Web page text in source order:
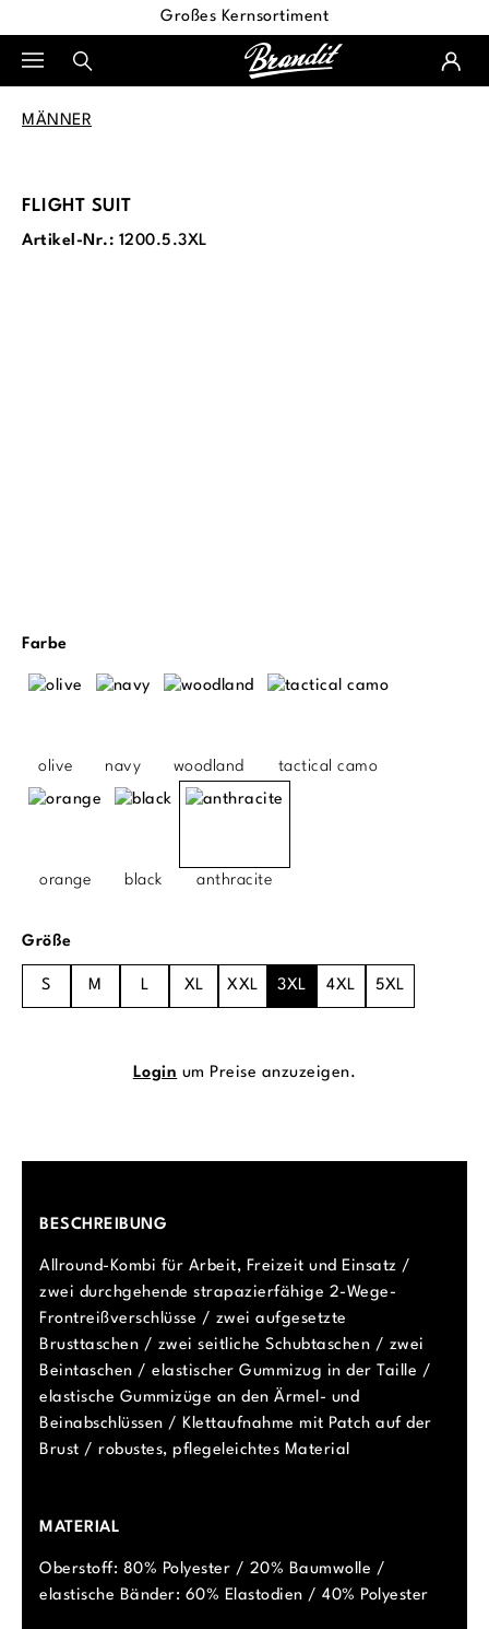
Großes Kernsortiment
MÄNNER
FLIGHT SUIT
Artikel-Nr.: 1200.5.3XL
Farbeauswählen
olive navy woodland tactical camo
orange black anthracite
Größeauswählen
S M L XL XXL 3XL 4XL 5XL
Login um Preise anzuzeigen.
BESCHREIBUNG
Allround-Kombi für Arbeit, Freizeit und Einsatz /
zwei durchgehende strapazierfähige 2-Wege-
Frontreißverschlüsse / zwei aufgesetzte
Brusttaschen / zwei seitliche Schubtaschen / zwei
Beintaschen / elastischer Gummizug in der Taille /
elastische Gummizüge an den Ärmel- und
Beinabschlüssen / Klettaufnahme mit Patch auf der
Brust / robustes, pflegeleichtes Material
MATERIAL
Oberstoff: 80% Polyester / 20% Baumwolle /
elastische Bänder: 60% Elastodien / 40% Polyester